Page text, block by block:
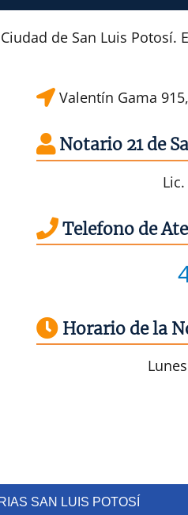
de San Luis
Valentín Gama
Notario 21 de
Telefono de
Horario de la
SAN LUIS POTOSÍ